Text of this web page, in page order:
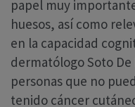
papel muy
huesos, así como
en la capacidad
dermatólogo Soto De
personas que no
tenido cáncer